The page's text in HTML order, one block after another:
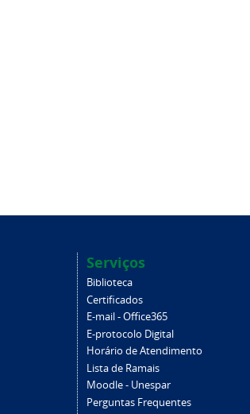
Serviços
Biblioteca
Certificados
E-mail - Office365
E-protocolo Digital
Horário de Atendimento
Lista de Ramais
Moodle - Unespar
Perguntas Frequentes